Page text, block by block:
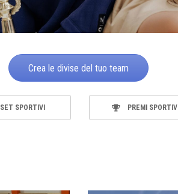
Crea le divise del tuo team
SET SPORTIVI PREMI SPORTIVI